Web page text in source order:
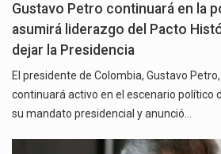
Gustavo Petro continuará en la
asumirá liderazgo del Pacto
dejar la Presidencia
El presidente de Colombia, Gustavo
continuará activo en el escenario político
su mandato presidencial y anunció…